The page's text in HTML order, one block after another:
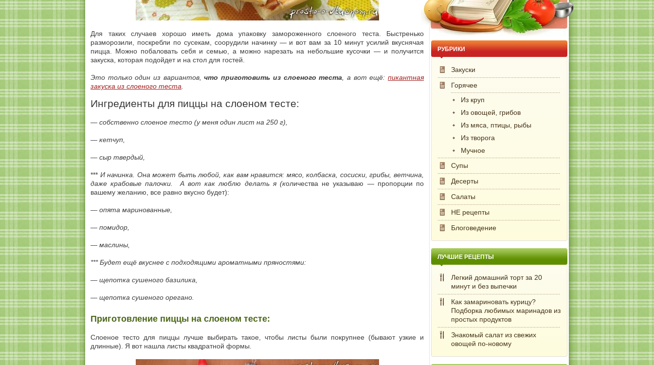
Для таких случаев хорошо иметь дома упаковку замороженного слоеного теста. Быстренько
разморозили, поскребли по сусекам, соорудили начинку — и вот вам за 10 минут усилий вкуснячая
пицца. Можно побаловать себя и семью, а можно нарезать на небольшие кусочки — и получится
закуска, которая подойдет и на стол для гостей.
Это только один из вариантов,что приготовить из слоеного теста , а вот ещё:пикантная
закуска из слоеного теста
Ингредиенты для пиццы на слоеном тесте:
— собственно слоеное тесто (у меня один лист на 250 г),
— кетчуп,
— сыр твердый,
*** И начинка. Она может быть любой, как вам нравится: мясо, колбаска, сосиски, грибы, ветчина,
даже крабовые палочки.
А вот как люблю делать я (количества не указываю — пропорции по
вашему желанию, все равно вкусно будет):
— опята маринованные,
— помидор,
— маслины,
*** Будет ещё вкуснее с подходящими ароматными пряностями:
— щепотка сушеного базилика,
— щепотка сушеного орегано
Приготовление пиццы на слоеном тесте:
Слоеное тесто для пиццы лучше выбирать такое, чтобы листы были покрупнее (бывают узкие и
длинные). Я вот нашла листы квадратной формы.
РУБРИКИ
Закуски
Горячее
Из круп
Из овощей, грибов
Из мяса, птицы, рыбы
Из творога
Мучное
Супы
Десерты
Салаты
НЕ рецепты
Блоговедение
ЛУЧШИЕ РЕЦЕПТЫ
Легкий домашний торт за 20
минут и без выпечки
Как замариновать курицу?
Подборка любимых маринадов из
простых продуктов
Знакомый салат из свежих
овощей по-новому